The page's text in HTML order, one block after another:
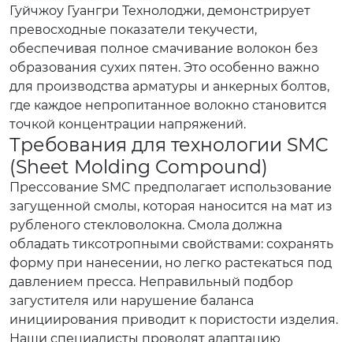
Гуйчжоу Гуангри Технолоджи, демонстрирует
превосходные показатели текучести,
обеспечивая полное смачивание волокон без
образования сухих пятен. Это особенно важно
для производства арматуры и анкерных болтов,
где каждое непропитанное волокно становится
точкой концентрации напряжений.
Требования для технологии SMC
(Sheet Molding Compound)
Прессование SMC предполагает использование
загущенной смолы, которая наносится на мат из
рубленого стекловолокна. Смола должна
обладать тиксотропными свойствами: сохранять
форму при нанесении, но легко растекаться под
давлением пресса. Неправильный подбор
загустителя или нарушение баланса
инициирования приводит к пористости изделия.
Наши специалисты проводят адаптацию